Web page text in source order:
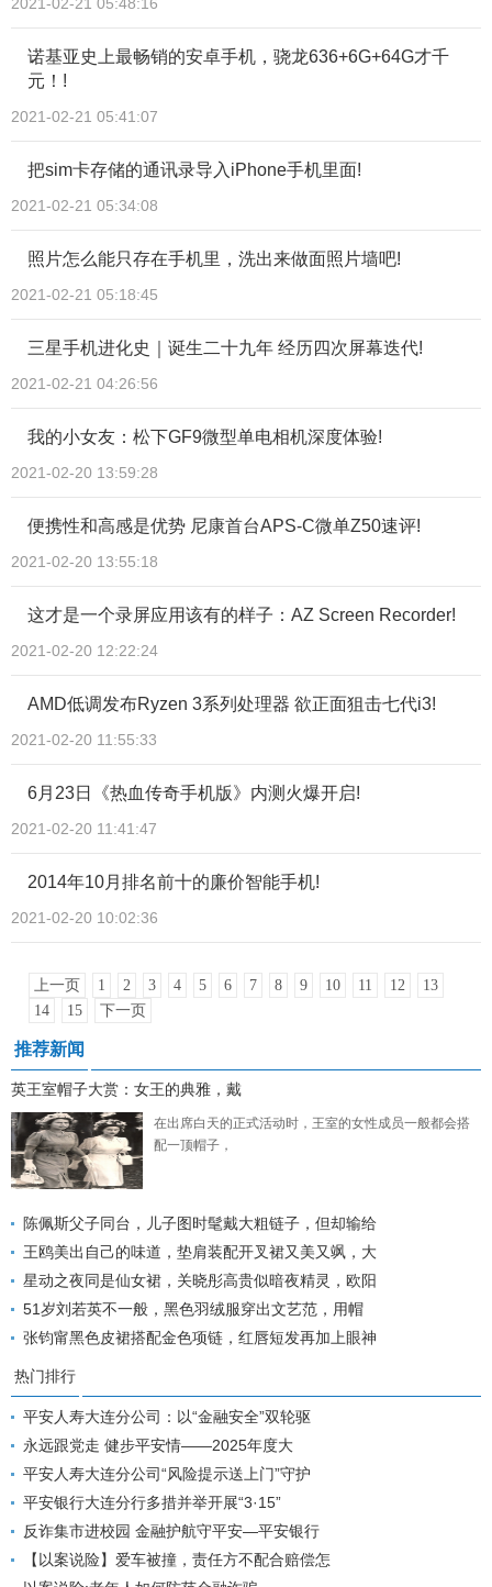
诺基亚史上最畅销的安卓手机，骁龙636+6G+64G才千
元！!
2021-02-21 05:41:07
把sim卡存储的通讯录导入iPhone手机里面!
2021-02-21 05:34:08
照片怎么能只存在手机里，洗出来做面照片墙吧!
2021-02-21 05:18:45
三星手机进化史｜诞生二十九年 经历四次屏幕迭代!
2021-02-21 04:26:56
我的小女友：松下GF9微型单电相机深度体验!
2021-02-20 13:59:28
便携性和高感是优势 尼康首台APS-C微单Z50速评!
2021-02-20 13:55:18
这才是一个录屏应用该有的样子：AZ Screen Recorder!
2021-02-20 12:22:24
AMD低调发布Ryzen 3系列处理器 欲正面狙击七代i3!
2021-02-20 11:55:33
6月23日《热血传奇手机版》内测火爆开启!
2021-02-20 11:41:47
2014年10月排名前十的廉价智能手机!
2021-02-20 10:02:36
上一页 1 2 3 4 5 6 7 8 9 10 11 12
13
14
15 下一页
推荐新闻
英王室帽子大赏：女王的典雅，戴
在出席白天的正式活动时，王室的女性成员一般都会搭
配一顶帽子，
陈佩斯父子同台，儿子图时髦戴大粗链子，但却输给
王鸥美出自己的味道，垫肩装配开叉裙又美又飒，大
星动之夜同是仙女裙，关晓彤高贵似暗夜精灵，欧阳
51岁刘若英不一般，黑色羽绒服穿出文艺范，用帽
张钧甯黑色皮裙搭配金色项链，红唇短发再加上眼神
热门排行
平安人寿大连分公司：以“金融安全”双轮驱
永远跟党走 健步平安情——2025年度大
平安人寿大连分公司“风险提示送上门”守护
平安银行大连分行多措并举开展“3·15”
反诈集市进校园 金融护航守平安—平安银行
【以案说险】爱车被撞，责任方不配合赔偿怎